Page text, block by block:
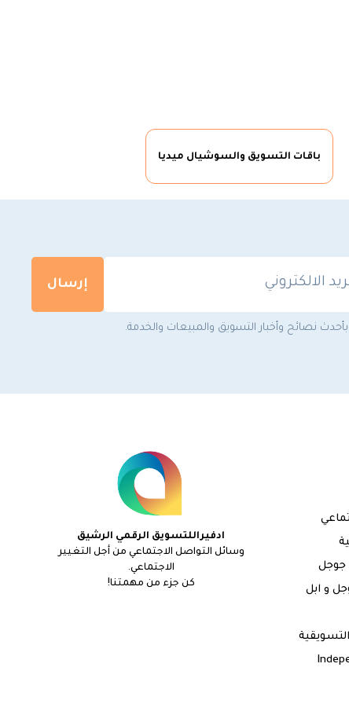
باقات التسويق والسوشيال ميديا
نصائح وأخبار التسويق والمبيعات والخدمة.
ادفيراللتسويق الرقمي الرشيق
وسائل التواصل الاجتماعي من أجل التغيير
الاجتماعي.
كن جزء من مهمتنا!
جوجل
و ابل